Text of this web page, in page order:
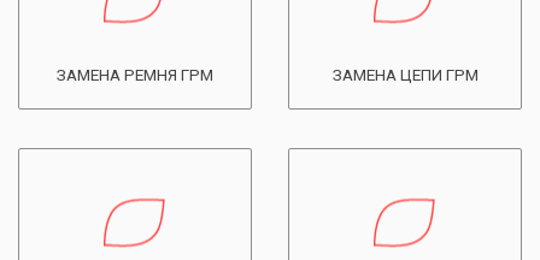
ЗАМЕНА РЕМНЯ ГРМ ЗАМЕНА ЦЕПИ ГРМ